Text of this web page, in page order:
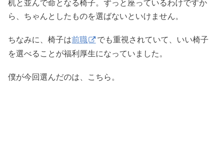
机と並んで命となる椅子。ずっと座っているわけですか
ら、ちゃんとしたものを選ばないといけません。
ちなみに、椅子は前職
でも重視されていて、いい椅子
を選べることが福利厚生になっていました。
僕が今回選んだのは、こちら。